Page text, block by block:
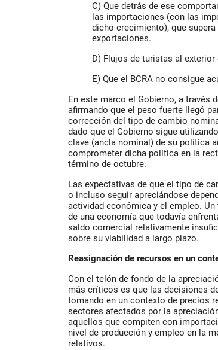
C) Que detrás de ese
las importaciones (con las
dicho crecimiento), que
exportaciones.
D) Flujos de turistas al
E) Que el BCRA no consigue
En este marco el Gobierno, a través
afirmando que el peso fuerte llegó
corrección del tipo de cambio
dado que el Gobierno sigue
clave (ancla nominal) de su política
comprometer dicha política en la
término de octubre.
Las expectativas de que el tipo de
o incluso seguir apreciándose
actividad económica y el empleo.
de una economía que todavía
saldo comercial relativamente
sobre su viabilidad a largo plazo.
Reasignación de recursos en un
Con el telón de fondo de la
más críticos es que las decisiones
tomando en un contexto de precios
sectores afectados por la
aquellos que compiten con
nivel de producción y empleo en la
relativos.